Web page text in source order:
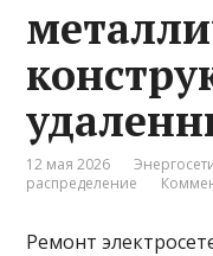
12 мая 2026
распределение
Ремонт